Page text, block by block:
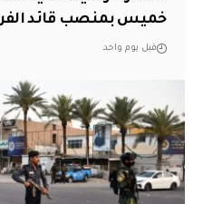
خميس بمنصب قائد
قبل يوم واحد